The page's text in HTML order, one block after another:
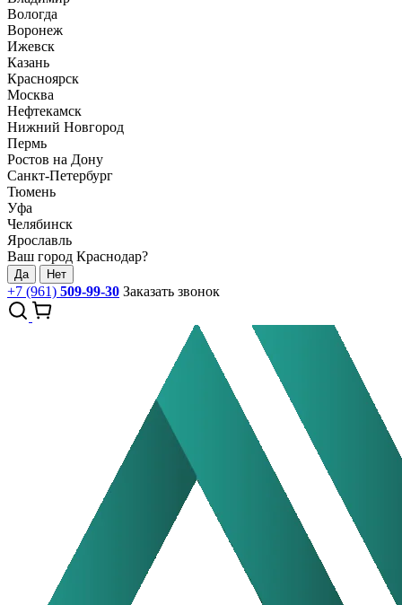
Вологда
Воронеж
Ижевск
Казань
Красноярск
Москва
Нефтекамск
Нижний Новгород
Пермь
Ростов на Дону
Санкт-Петербург
Тюмень
Уфа
Челябинск
Ярославль
Ваш город Краснодар?
Да Нет
+7 (961) 509-99-30 Заказать звонок